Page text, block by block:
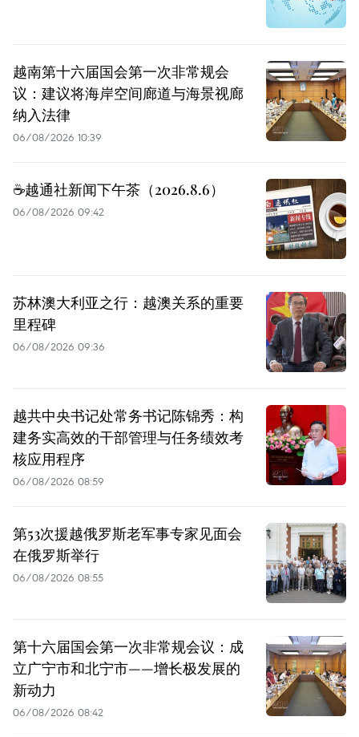
越南第十六届国会第一次非常规会
议：建议将海岸空间廊道与海景视廊
纳入法律
06/08/2026 10:39
☕️越通社新闻下午茶（2026.8.6）
06/08/2026 09:42
苏林澳大利亚之行：越澳关系的重要
里程碑
06/08/2026 09:36
越共中央书记处常务书记陈锦秀：构
建务实高效的干部管理与任务绩效考
核应用程序
06/08/2026 08:59
第53次援越俄罗斯老军事专家见面会
在俄罗斯举行
06/08/2026 08:55
第十六届国会第一次非常规会议：成
立广宁市和北宁市——增长极发展的
新动力
06/08/2026 08:42